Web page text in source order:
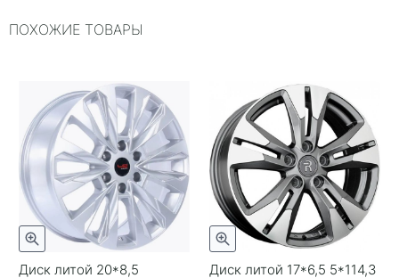
ЦО
60,1
Ширина (диски)
6
Применяемость
Универсальные
Тип диска
Литые
Гарантия
1 год
ПОХОЖИЕ ТОВАРЫ
Диск литой 20*8,5
Диск литой 17*6,5 5*114,3